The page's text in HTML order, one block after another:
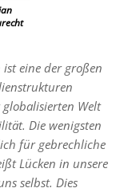
eine der großen
Welt
Die wenigsten
für gebrechliche
Lücken in unsere
selbst. Dies